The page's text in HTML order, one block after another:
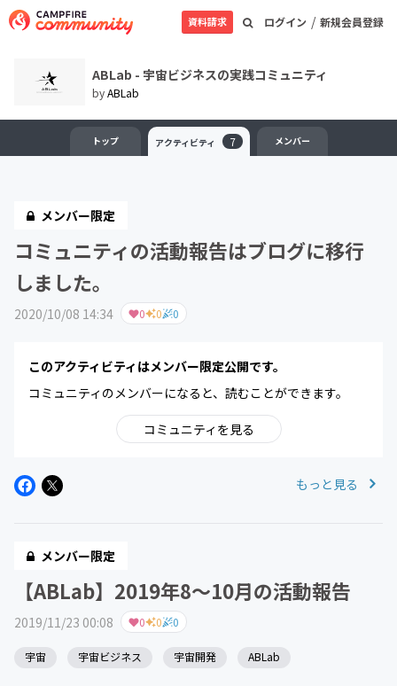
ログイン / 新規会員登録
資料請求
ABLab - 宇宙ビジネスの実践コミュニティ
byABLab
トップ アクティビティ 7 メンバー
メンバー限定
コミュニティの活動報告はブログに移行
しました。
2020/10/08 14:34 0 0 0
このアクティビティはメンバー限定公開です。
コミュニティのメンバーになると、読むことができます。
コミュニティを見る
もっと見る
メンバー限定
【ABLab】2019年8〜10月の活動報告
2019/11/23 00:08 0 0 0
宇宙 宇宙ビジネス 宇宙開発 ABLab